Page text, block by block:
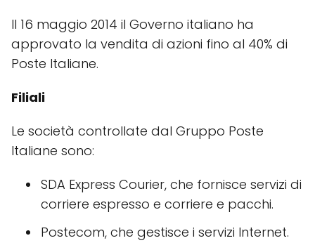
Il 16 maggio 2014 il Governo italiano ha
approvato la vendita di azioni fino al 40% di
Poste Italiane.
Filiali
Le società controllate dal Gruppo Poste
Italiane sono:
SDA Express Courier, che fornisce servizi di
corriere espresso e corriere e pacchi.
Postecom, che gestisce i servizi Internet.